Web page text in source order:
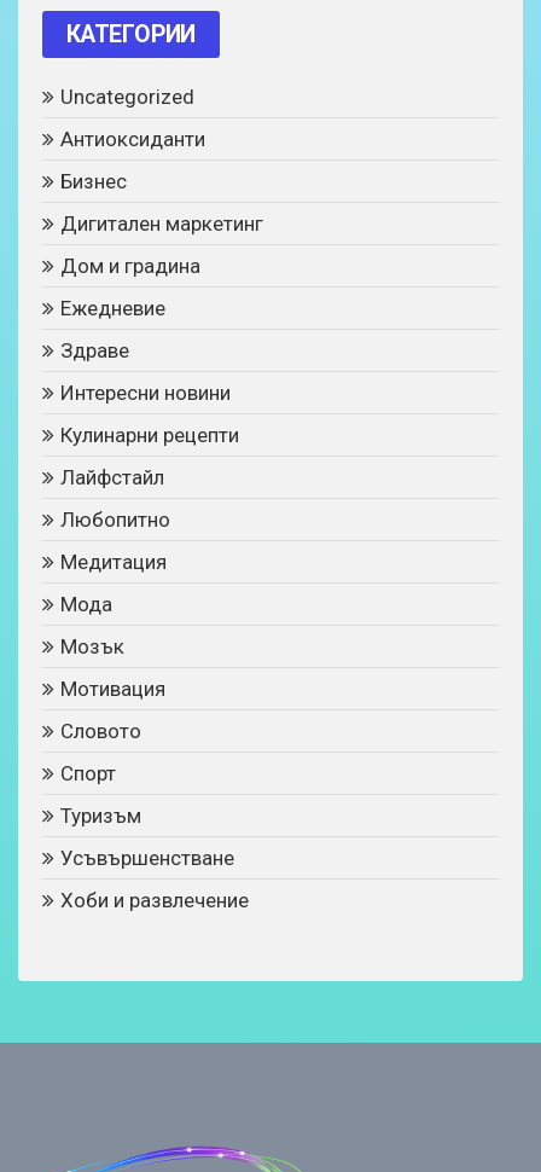
КАТЕГОРИИ
Uncategorized
Антиоксиданти
Бизнес
Дигитален маркетинг
Дом и градина
Ежедневие
Здраве
Интересни новини
Кулинарни рецепти
Лайфстайл
Любопитно
Медитация
Мода
Мозък
Мотивация
Словото
Спорт
Туризъм
Усъвършенстване
Хоби и развлечение